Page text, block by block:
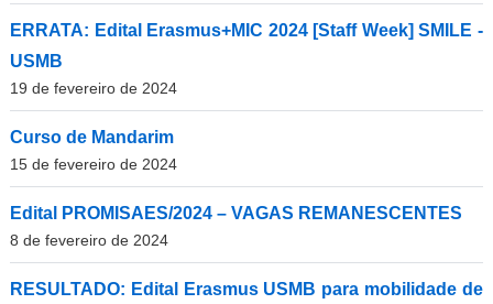
ERRATA: Edital Erasmus+MIC 2024 [Staff Week] SMILE -
USMB
19 de fevereiro de 2024
Curso de Mandarim
15 de fevereiro de 2024
Edital PROMISAES/2024 – VAGAS REMANESCENTES
8 de fevereiro de 2024
RESULTADO: Edital Erasmus USMB para mobilidade de